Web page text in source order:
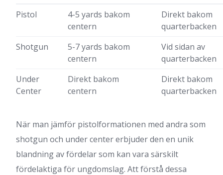
Pistol
4-5 yards bakom
centern
Direkt bakom
quarterbacken
Shotgun
5-7 yards bakom
centern
Vid sidan av
quarterbacken
Under
Center
Direkt bakom
centern
Direkt bakom
quarterbacken
När man jämför pistolformationen med andra som
shotgun och under center erbjuder den en unik
blandning av fördelar som kan vara särskilt
fördelaktiga för ungdomslag. Att förstå dessa